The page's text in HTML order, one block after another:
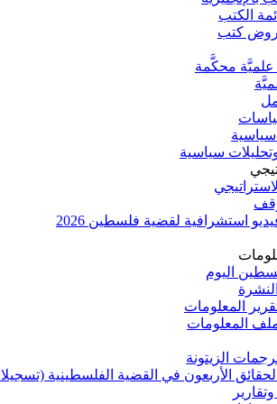
الكتب
كتب
محكَّمة
سياسية
استشرافية لقضية فلسطين 2026
اليوم
المعلومات
المعلومات
الزيتونة
الأربعون في القضية الفلسطينية